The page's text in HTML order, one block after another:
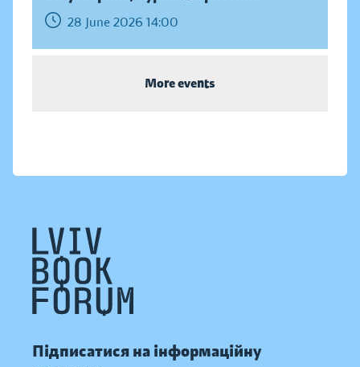
28 June 2026 14:00
More events
Підписатися на інформаційну